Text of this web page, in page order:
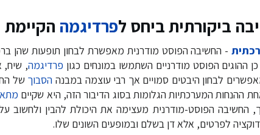
ביקורתית ביחס לפרדיגמה הקיימת
- החשיבה הפוסט מודרנית מאפשרת לבחון תופעות שהן
ההוגים הפוסט מודרניים השתמשו במונחים כגון פרדיגמה, שיח,
לבחון היבטים סמויים אך רבי עוצמה במבנה הסבוך של
ההנחות המערכתיות הגלומות בסוג הדיבור הזה, היא שקיים
החשיבה הפוסט-מודרנית מעצימה את היכולת להבין ולחשוב
לפרטים, אלא דן בשלם ובמופעים השונים שלו.